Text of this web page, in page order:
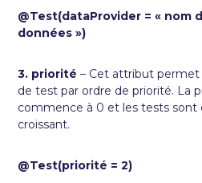
@Test(dataProvider = « nom
données »)
3. priorité – Cet attribut permet
de test par ordre de priorité. La
commence à 0 et les tests sont
croissant.
@Test(priorité = 2)